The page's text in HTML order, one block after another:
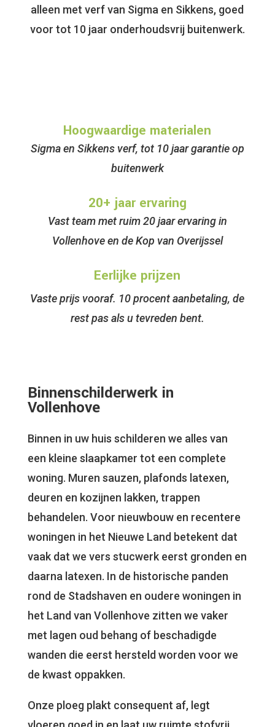
alleen met verf van Sigma en Sikkens, goed
voor tot 10 jaar onderhoudsvrij buitenwerk.
Hoogwaardige materialen
Sigma en Sikkens verf, tot 10 jaar garantie op
buitenwerk
20+ jaar ervaring
Vast team met ruim 20 jaar ervaring in
Vollenhove en de Kop van Overijssel
Eerlijke prijzen
Vaste prijs vooraf. 10 procent aanbetaling, de
rest pas als u tevreden bent.
Binnenschilderwerk in
Vollenhove
Binnen in uw huis schilderen we alles van
een kleine slaapkamer tot een complete
woning. Muren sauzen, plafonds latexen,
deuren en kozijnen lakken, trappen
behandelen. Voor nieuwbouw en recentere
woningen in het Nieuwe Land betekent dat
vaak dat we vers stucwerk eerst gronden en
daarna latexen. In de historische panden
rond de Stadshaven en oudere woningen in
het Land van Vollenhove zitten we vaker
met lagen oud behang of beschadigde
wanden die eerst hersteld worden voor we
de kwast oppakken.
Onze ploeg plakt consequent af, legt